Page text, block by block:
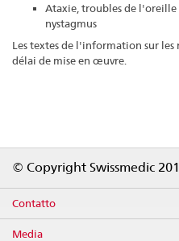
Ataxie, troubles de
nystagmus
Les textes de l'information sur les
délai de mise en œuvre.
© Copyright Swissmedic
Contatto
Media